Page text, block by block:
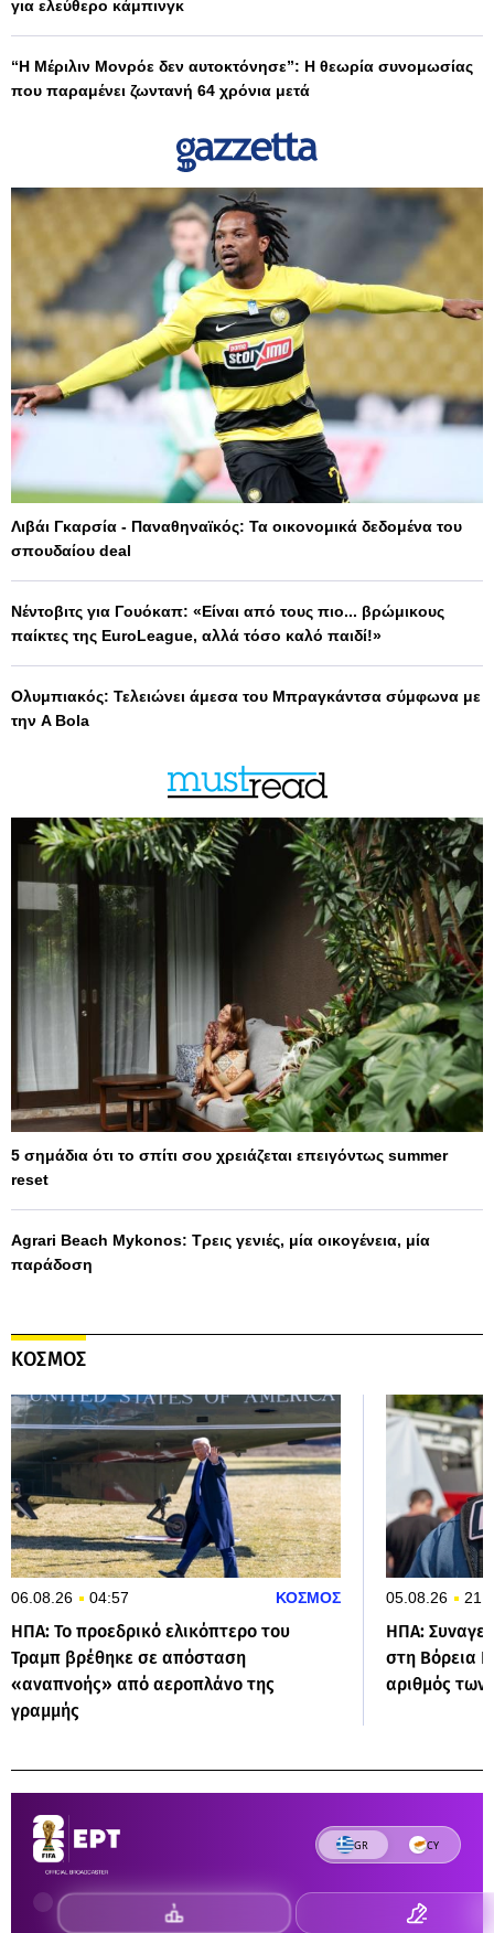
για ελεύθερο κάμπινγκ
“Η Μέριλιν Μονρόε δεν αυτοκτόνησε”: Η θεωρία συνομωσίας
που παραμένει ζωντανή 64 χρόνια μετά
Λιβάι Γκαρσία - Παναθηναϊκός: Τα οικονομικά δεδομένα του
σπουδαίου deal
Νέντοβιτς για Γουόκαπ: «Είναι από τους πιο... βρώμικους
παίκτες της EuroLeague, αλλά τόσο καλό παιδί!»
Ολυμπιακός: Τελειώνει άμεσα του Μπραγκάντσα σύμφωνα με
την A Bola
5 σημάδια ότι το σπίτι σου χρειάζεται επειγόντως summer
reset
Agrari Beach Mykonos: Τρεις γενιές, μία οικογένεια, μία
παράδοση
ΚΟΣΜΟΣ
06.08.26 04:57 ΚΟΣΜΟΣ
ΗΠΑ: Το προεδρικό ελικόπτερο του
Τραμπ βρέθηκε σε απόσταση
«αναπνοής» από αεροπλάνο της
γραμμής
05.08.26
ΗΠΑ:
στη Βόρεια
αριθμός των